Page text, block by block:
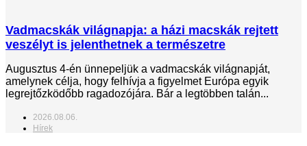
Vadmacskák világnapja: a házi macskák rejtett
veszélyt is jelenthetnek a természetre
Augusztus 4-én ünnepeljük a vadmacskák világnapját,
amelynek célja, hogy felhívja a figyelmet Európa egyik
legrejtőzködőbb ragadozójára. Bár a legtöbben talán...
2026.08.06.
Hírek